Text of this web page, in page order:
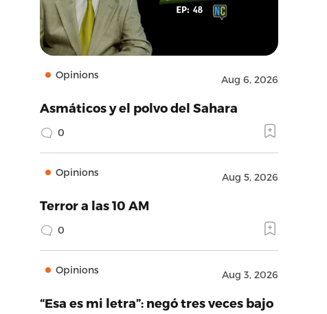
Opinions Aug 6, 2026
Asmáticos y el polvo del Sahara
0
Opinions Aug 5, 2026
Terror a las 10 AM
0
Opinions Aug 3, 2026
“Esa es mi letra”: negó tres veces bajo